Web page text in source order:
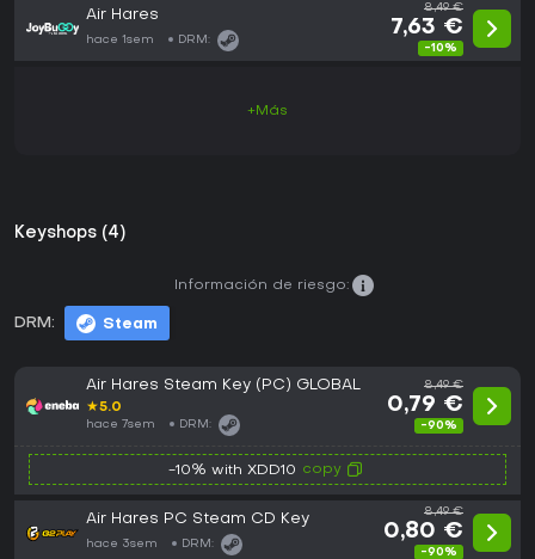
Air Hares
hace 1sem DRM:
8,49 €
7,63 €
-10%
+Más
Keyshops (4)
DRM: Steam
Información de riesgo:
Air Hares Steam Key (PC) GLOBAL
★5.0
hace 7sem DRM:
8,49 €
0,79 €
-90%
-10% with XDD10 copy
Air Hares PC Steam CD Key
hace 3sem DRM:
8,49 €
0,80 €
-90%